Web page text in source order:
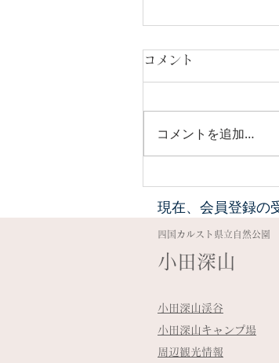
コメント
コメントを追加…
現在、会員登録の
​四国カルスト県立自然公園
​小田深山
小田深山渓谷
小田深山キャンプ場
周辺観光情報